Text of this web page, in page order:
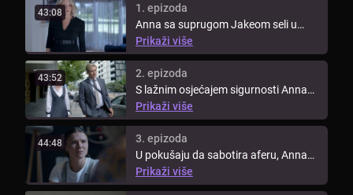
43:08
1. epizoda
Anna sa suprugom Jakeom seli u
Prikaži više
43:52
2. epizoda
S lažnim osjećajem sigurnosti Anna
se ponovno povezuje s Jakeom. Jake
...
Prikaži više
44:48
3. epizoda
U pokušaju da sabotira aferu, Anna
pokazuje Becky modricu na ramenu
...
Prikaži više